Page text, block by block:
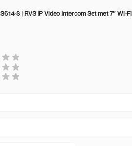
S | RVS IP Video Intercom Set met 7″ Wi-Fi